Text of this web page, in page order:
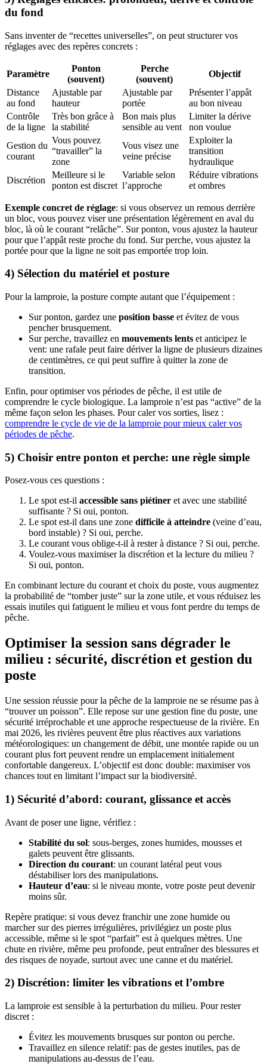
du fond
Sans inventer de “recettes universelles”, on peut structurer vos
réglages avec des repères concrets :
Paramètre
Ponton
(souvent)
Perche
(souvent)
Objectif
Distance
au fond
Ajustable par
hauteur
Ajustable par
portée
Présenter l’appât
au bon niveau
Contrôle
de la ligne
Très bon grâce à
la stabilité
Bon mais plus
sensible au vent
Limiter la dérive
non voulue
Gestion du
courant
Vous pouvez
“travailler” la
zone
Vous visez une
veine précise
Exploiter la
transition
hydraulique
Discrétion
Meilleure si le
ponton est discret
Variable selon
l’approche
Réduire vibrations
et ombres
Exemple concret de réglage: si vous observez un remous derrière
un bloc, vous pouvez viser une présentation légèrement en aval du
bloc, là où le courant “relâche”. Sur ponton, vous ajustez la hauteur
pour que l’appât reste proche du fond. Sur perche, vous ajustez la
portée pour que la ligne ne soit pas emportée trop loin.
4) Sélection du matériel et posture
Pour la lamproie, la posture compte autant que l’équipement :
Sur ponton, gardez une position basse et évitez de vous
pencher brusquement.
Sur perche, travaillez en mouvements lents et anticipez le
vent: une rafale peut faire dériver la ligne de plusieurs dizaines
de centimètres, ce qui peut suffire à quitter la zone de
transition.
Enfin, pour optimiser vos périodes de pêche, il est utile de
comprendre le cycle biologique. La lamproie n’est pas “active” de la
même façon selon les phases. Pour caler vos sorties, lisez :
comprendre le cycle de vie de la lamproie pour mieux caler vos
périodes de pêche.
5) Choisir entre ponton et perche: une règle simple
Posez-vous ces questions :
Le spot est-il accessible sans piétiner et avec une stabilité
suffisante ? Si oui, ponton.
Le spot est-il dans une zone difficile à atteindre (veine d’eau,
bord instable) ? Si oui, perche.
Le courant vous oblige-t-il à rester à distance ? Si oui, perche.
Voulez-vous maximiser la discrétion et la lecture du milieu ?
Si oui, ponton.
En combinant lecture du courant et choix du poste, vous augmentez
la probabilité de “tomber juste” sur la zone utile, et vous réduisez les
essais inutiles qui fatiguent le milieu et vous font perdre du temps de
pêche.
Optimiser la session sans dégrader le
milieu : sécurité, discrétion et gestion du
poste
Une session réussie pour la pêche de la lamproie ne se résume pas à
“trouver un poisson”. Elle repose sur une gestion fine du poste, une
sécurité irréprochable et une approche respectueuse de la rivière. En
mai 2026, les rivières peuvent être plus réactives aux variations
météorologiques: un changement de débit, une montée rapide ou un
courant plus fort peuvent rendre un emplacement initialement
confortable dangereux. L’objectif est donc double: maximiser vos
chances tout en limitant l’impact sur la biodiversité.
1) Sécurité d’abord: courant, glissance et accès
Avant de poser une ligne, vérifiez :
Stabilité du sol: sous-berges, zones humides, mousses et
galets peuvent être glissants.
Direction du courant: un courant latéral peut vous
déstabiliser lors des manipulations.
Hauteur d’eau: si le niveau monte, votre poste peut devenir
moins sûr.
Repère pratique: si vous devez franchir une zone humide ou
marcher sur des pierres irrégulières, privilégiez un poste plus
accessible, même si le spot “parfait” est à quelques mètres. Une
chute en rivière, même peu profonde, peut entraîner des blessures et
des risques de noyade, surtout avec une canne et du matériel.
2) Discrétion: limiter les vibrations et l’ombre
La lamproie est sensible à la perturbation du milieu. Pour rester
discret :
Évitez les mouvements brusques sur ponton ou perche.
Travaillez en silence relatif: pas de gestes inutiles, pas de
manipulations au-dessus de l’eau.